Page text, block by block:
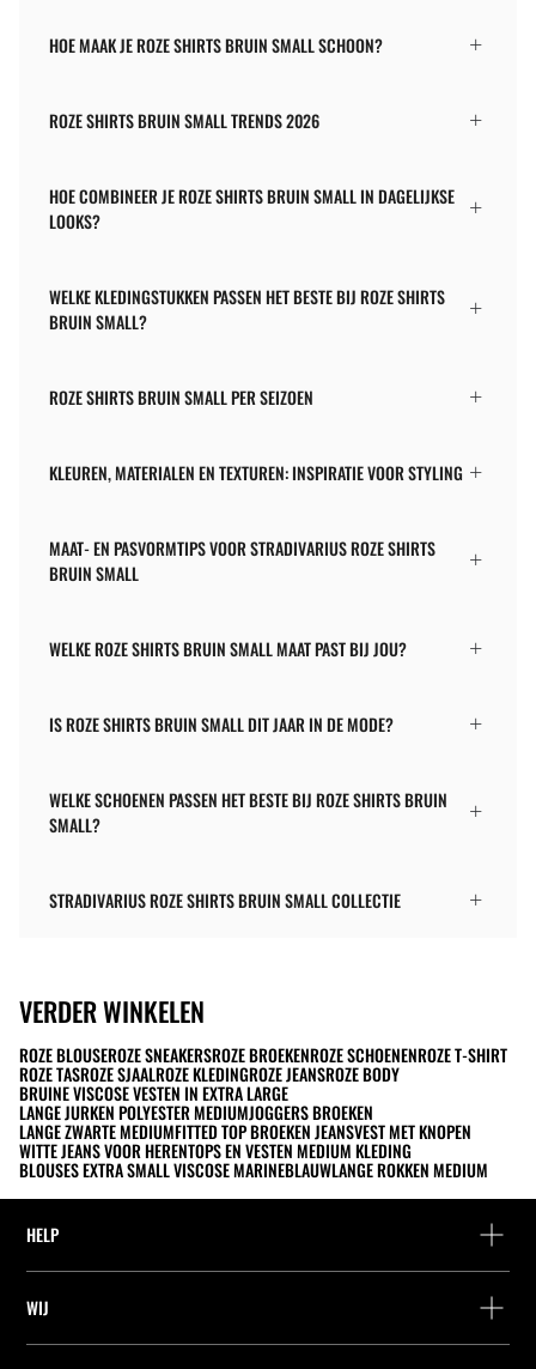
HOE MAAK JE ROZE SHIRTS BRUIN SMALL SCHOON?
ROZE SHIRTS BRUIN SMALL TRENDS 2026
HOE COMBINEER JE ROZE SHIRTS BRUIN SMALL IN DAGELIJKSE
LOOKS?
WELKE KLEDINGSTUKKEN PASSEN HET BESTE BIJ ROZE SHIRTS
BRUIN SMALL?
ROZE SHIRTS BRUIN SMALL PER SEIZOEN
KLEUREN, MATERIALEN EN TEXTUREN: INSPIRATIE VOOR STYLING
MAAT- EN PASVORMTIPS VOOR STRADIVARIUS ROZE SHIRTS
BRUIN SMALL
WELKE ROZE SHIRTS BRUIN SMALL MAAT PAST BIJ JOU?
IS ROZE SHIRTS BRUIN SMALL DIT JAAR IN DE MODE?
WELKE SCHOENEN PASSEN HET BESTE BIJ ROZE SHIRTS BRUIN
SMALL?
STRADIVARIUS ROZE SHIRTS BRUIN SMALL COLLECTIE
VERDER WINKELEN
ROZE BLOUSEROZE SNEAKERSROZE BROEKENROZE SCHOENENROZE T-SHIRT
ROZE TASROZE SJAALROZE KLEDINGROZE JEANSROZE BODY
BRUINE VISCOSE VESTEN IN EXTRA LARGE
LANGE JURKEN POLYESTER MEDIUMJOGGERS BROEKEN
LANGE ZWARTE MEDIUMFITTED TOP BROEKEN JEANSVEST MET KNOPEN
WITTE JEANS VOOR HERENTOPS EN VESTEN MEDIUM KLEDING
BLOUSES EXTRA SMALL VISCOSE MARINEBLAUWLANGE ROKKEN MEDIUM
HELP
Leveringspunt zoeken
WIJ